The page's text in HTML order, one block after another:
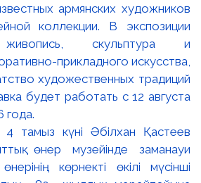
армянских художников
коллекции. В экспозиции
живопись, скульптура и
прикладного искусства,
художественных традиций
будет работать с 12 августа
года.